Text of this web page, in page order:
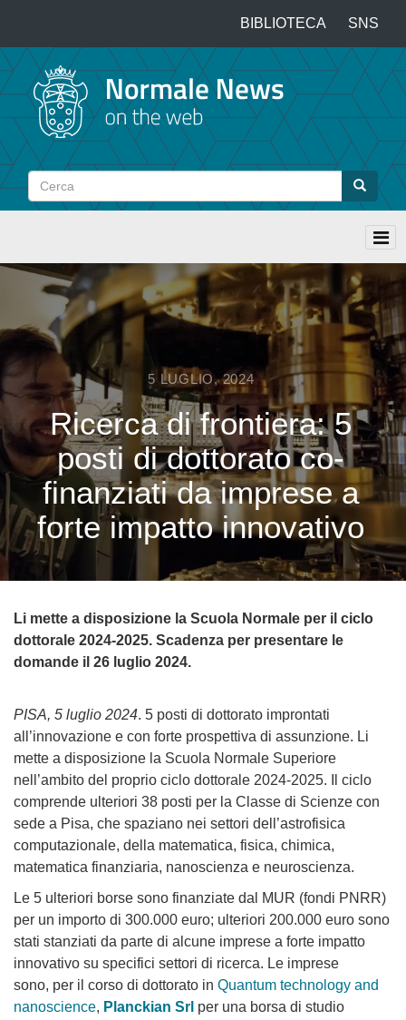
contenuto
principale
Top
menu
BIBLIOTECA SNS
Cerca
5 LUGLIO, 2024
Ricerca di frontiera: 5
posti di dottorato co-
finanziati da imprese a
forte impatto innovativo
Li mette a disposizione la Scuola Normale per il ciclo
dottorale 2024-2025. Scadenza per presentare le
domande il 26 luglio 2024.
PISA, 5 luglio 2024. 5 posti di dottorato improntati
all’innovazione e con forte prospettiva di assunzione. Li
mette a disposizione la Scuola Normale Superiore
nell’ambito del proprio ciclo dottorale 2024-2025. Il ciclo
comprende ulteriori 38 posti per la Classe di Scienze con
sede a Pisa, che spaziano nei settori dell’astrofisica
computazionale, della matematica, fisica, chimica,
matematica finanziaria, nanoscienza e neuroscienza.
Le 5 ulteriori borse sono finanziate dal MUR (fondi PNRR)
per un importo di 300.000 euro; ulteriori 200.000 euro sono
stati stanziati da parte di alcune imprese a forte impatto
innovativo su specifici settori di ricerca. Le imprese
sono, per il corso di dottorato in Quantum technology and
nanoscience, Planckian Srl per una borsa di studio